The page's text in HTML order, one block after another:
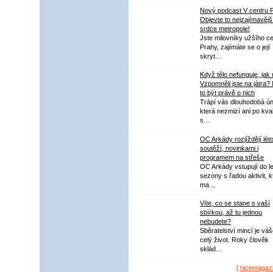
Nový podcast V centru
Objevte to
srdce metropole!
Jste milovníky užšího
Prahy, zajímáte se o její
skryt…
Když tělo nefunguje, jak
Vzpomněli jste na játra?
to být právě o nich
Trápí vás dlouhodobá
která nezmizí ani po
s…
OC Arkády rozjíždějí léto
soutěží, novinkami i
programem na střeše
OC Arkády vstupují do
sezony s řadou aktivit,
ma…
Víte, co se stane s vaší
sbírkou, až tu jednou
nebudete?
Sběratelství mincí je
celý život. Roky člověk
sklád…
[